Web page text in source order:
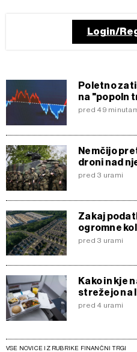
Login/
Poletno
na "popoln
pred 49
Nemčijo
droni nad
pred 3 urami
Zakaj
ogromne
pred 3 urami
Kako in kje
strežejo na
pred 4 urami
VSE NOVICE IZ RUBRIKE FINANČNI TRGI